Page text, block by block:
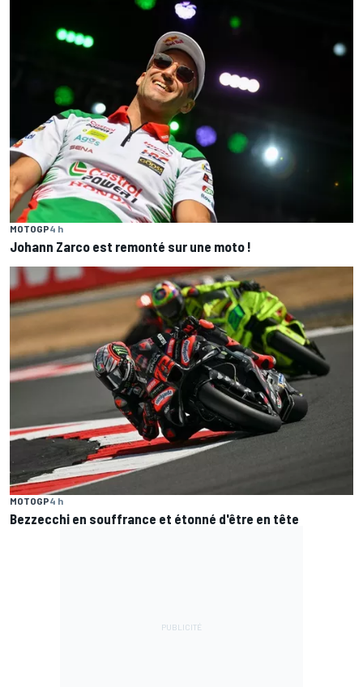
MOTOGP4 h
Johann Zarco est remonté sur une moto !
MOTOGP4 h
Bezzecchi en souffrance et étonné d'être en tête